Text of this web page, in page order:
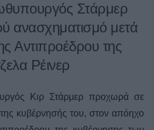
Στάρμερ
ανασχηματισμό μετά
Αντιπροέδρου της
Ρέινερ
Κιρ Στάρμερ προχωρά σε
κυβέρνησής του, στον απόηχο